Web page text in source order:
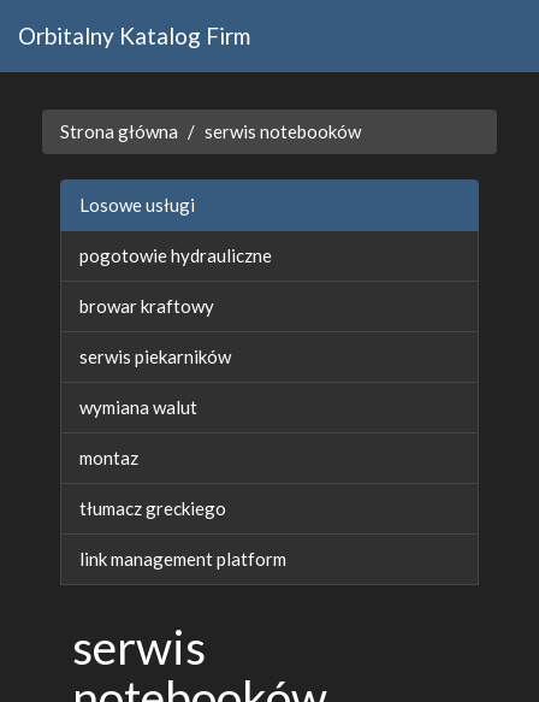
Orbitalny Katalog Firm
Strona główna serwis notebooków
Losowe usługi
pogotowie hydrauliczne
browar kraftowy
serwis piekarników
wymiana walut
montaz
tłumacz greckiego
link management platform
serwis